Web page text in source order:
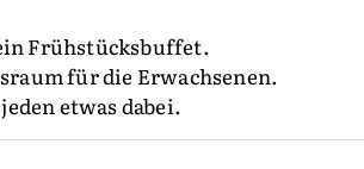
Frühstücksbuffet.
für die Erwachsenen.
etwas dabei.